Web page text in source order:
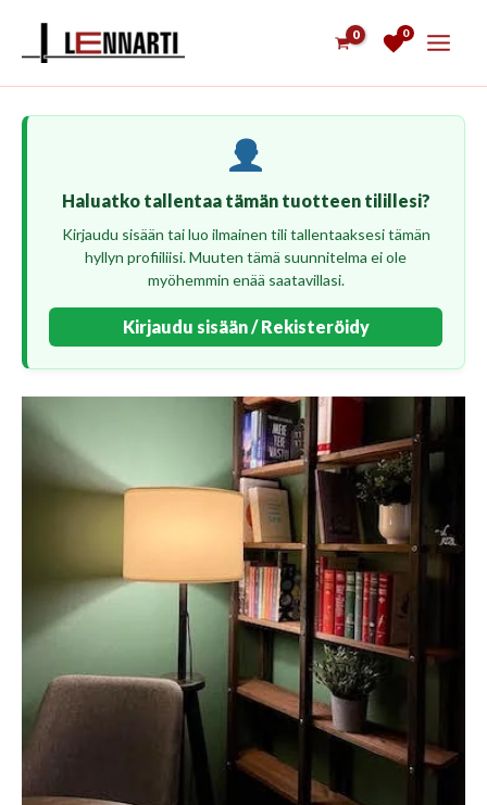
0
Haluatko tallentaa tämän tuotteen tilillesi?
Kirjaudu sisään tai luo ilmainen tili tallentaaksesi tämän
hyllyn profiiliisi. Muuten tämä suunnitelma ei ole
myöhemmin enää saatavillasi.
Kirjaudu sisään / Rekisteröidy